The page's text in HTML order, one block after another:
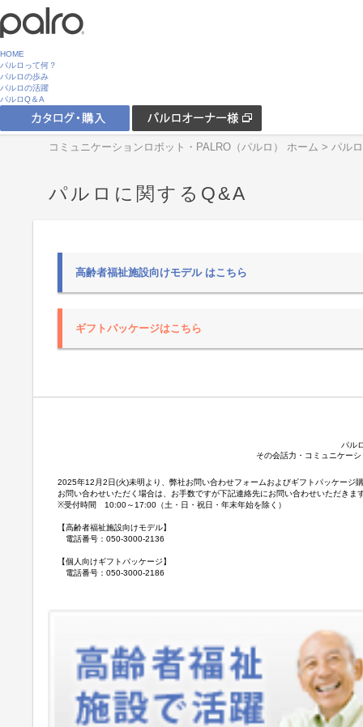
HOME
パルロって何？
パルロの歩み
パルロの活躍
パルロQ＆A
コミュニケーションロボット・PALRO（パルロ） ホーム > パル
パルロに関するQ&A
高齢者福祉施設向けモデルはこちら
ギフトパッケージはこちら
パル
その会話力・コミュニケー
2025年12月2日(火)未明より、弊社お問い合わせフォームおよびギフトパッケージ
お問い合わせいただく場合は、お手数ですが下記連絡先にお問い合わせいただきま
※受付時間 10:00～17:00（土・日・祝日・年末年始を除く）
【高齢者福祉施設向けモデル】
電話番号：050-3000-2136
【個人向けギフトパッケージ】
電話番号：050-3000-2186